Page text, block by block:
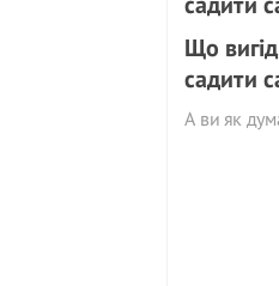
Що
садити
А ви як